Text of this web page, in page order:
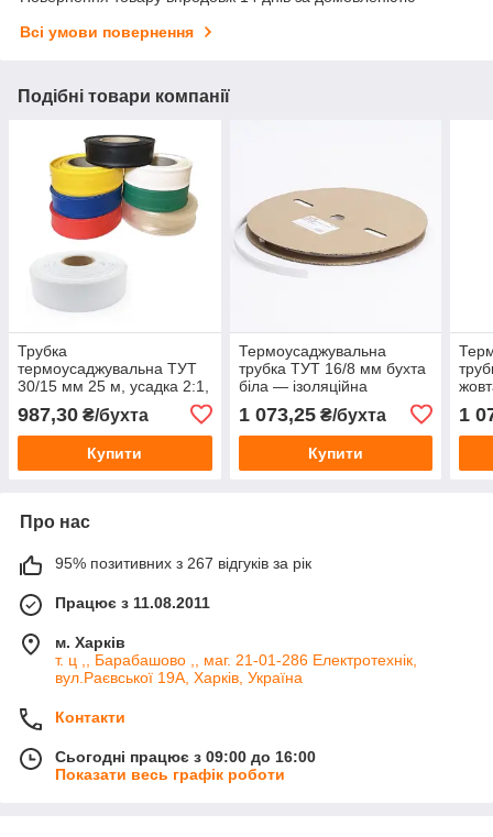
Всі умови повернення
Подібні товари компанії
Трубка
термоусаджувальна ТУТ
30/15 мм 25 м, усадка 2:1,
для кабелю та проводів
987,30 ₴/бухта
Купити
Термоусаджувальна
трубка ТУТ 16/8 мм бухта
біла — ізоляційна
термоусадка для проводів
та кабелю
1 073,25₴/бухта
Купити
та
1
Про нас
95% позитивних з 267 відгуків за рік
Працює з 11.08.2011
м. Харків
т. ц ,, Барабашово ,, маг. 21-01-286 Електротехнік,
вул.Раєвської 19А, Харків, Україна
Контакти
Сьогодні працює з 09:00 до 16:00
Показати весь графік роботи